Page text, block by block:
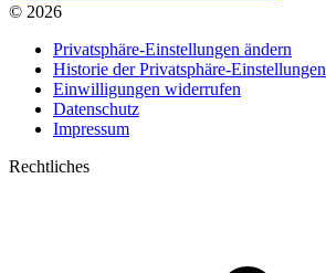
© 2026
Privatsphäre-Einstellungen ändern
Historie der Privatsphäre-Einstellungen
Einwilligungen widerrufen
Datenschutz
Impressum
Rechtliches